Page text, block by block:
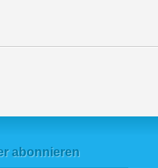
abonnieren